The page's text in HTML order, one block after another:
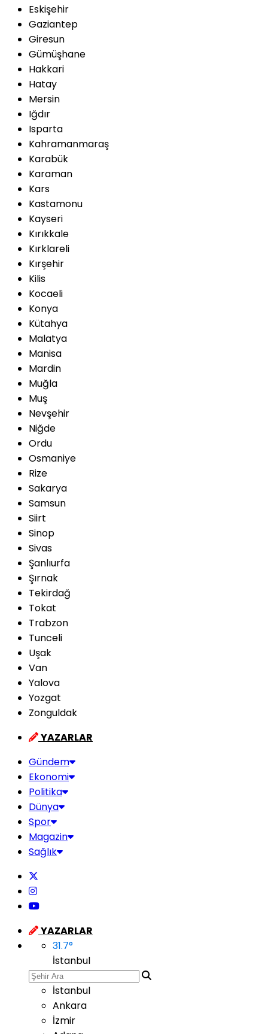
Eskişehir
Gaziantep
Giresun
Gümüşhane
Hakkari
Hatay
Mersin
Iğdır
Isparta
Kahramanmaraş
Karabük
Karaman
Kars
Kastamonu
Kayseri
Kırıkkale
Kırklareli
Kırşehir
Kilis
Kocaeli
Konya
Kütahya
Malatya
Manisa
Mardin
Muğla
Muş
Nevşehir
Niğde
Ordu
Osmaniye
Rize
Sakarya
Samsun
Siirt
Sinop
Sivas
Şanlıurfa
Şırnak
Tekirdağ
Tokat
Trabzon
Tunceli
Uşak
Van
Yalova
Yozgat
Zonguldak
YAZARLAR
Gündem
Ekonomi
Politika
Dünya
Spor
Magazin
Sağlık
YAZARLAR
31.7°
İstanbul
İstanbul
Ankara
İzmir